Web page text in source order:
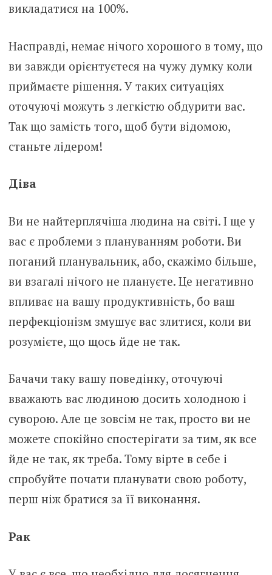
викладатися на 100%.
Насправді, немає нічого хорошого в тому, що
ви завжди орієнтуєтеся на чужу думку коли
приймаєте рішення. У таких ситуаціях
оточуючі можуть з легкістю обдурити вас.
Так що замість того, щоб бути відомою,
станьте лідером!
Діва
Ви не найтерплячіша людина на світі. І ще у
вас є проблеми з плануванням роботи. Ви
поганий планувальник, або, скажімо більше,
ви взагалі нічого не плануєте. Це негативно
впливає на вашу продуктивність, бо ваш
перфекціонізм змушує вас злитися, коли ви
розумієте, що щось йде не так.
Бачачи таку вашу поведінку, оточуючі
вважають вас людиною досить холодною і
суворою. Але це зовсім не так, просто ви не
можете спокійно спостерігати за тим, як все
йде не так, як треба. Тому вірте в себе і
спробуйте почати планувати свою роботу,
перш ніж братися за її виконання.
Рак